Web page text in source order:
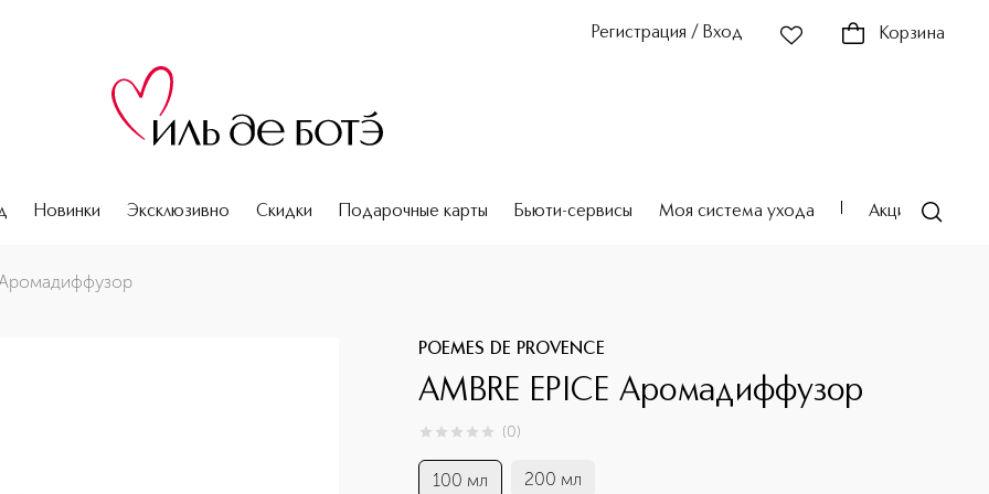
Регистрация / Вход Корзина
Новинки Эксклюзивно Скидки Подарочные карты Бьюти-сервисы Моя система ухода Акции
Аромадиффузор
POEMES DE PROVENCE
AMBRE EPICE Аромадиффузор
0из 0 (0)
100 мл 200 мл